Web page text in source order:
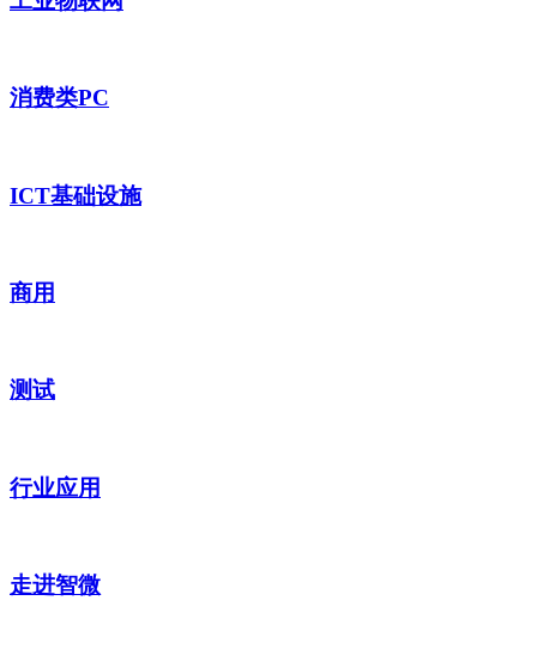
消费类PC
ICT基础设施
商用
测试
行业应用
走进智微